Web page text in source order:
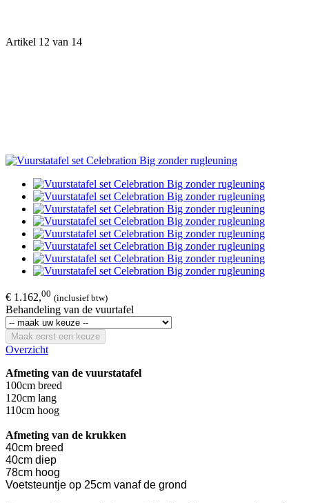
Artikel 12 van 14
€ 1.162,00 (inclusief btw)
Behandeling van de vuurtafel
Maak eerst een keuze
Overzicht
Afmeting van de vuurstatafel
100cm breed
120cm lang
110cm hoog
Afmeting van de krukken
40cm breed
40cm diep
78cm hoog
Voetsteuntje op 25cm vanaf de grond